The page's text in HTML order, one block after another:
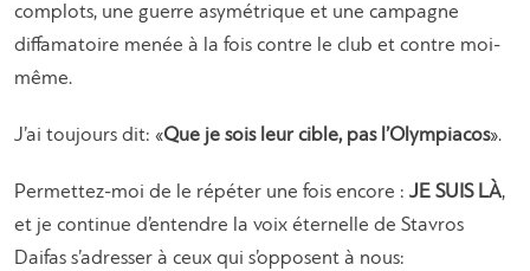
complots, une guerre asymétrique et une campagne
diffamatoire menée à la fois contre le club et contre moi-
même.
J’ai toujours dit: «Que je sois leur cible, pas l’Olympiacos».
Permettez-moi de le répéter une fois encore : JE SUIS LÀ,
et je continue d’entendre la voix éternelle de Stavros
Daifas s’adresser à ceux qui s’opposent à nous: